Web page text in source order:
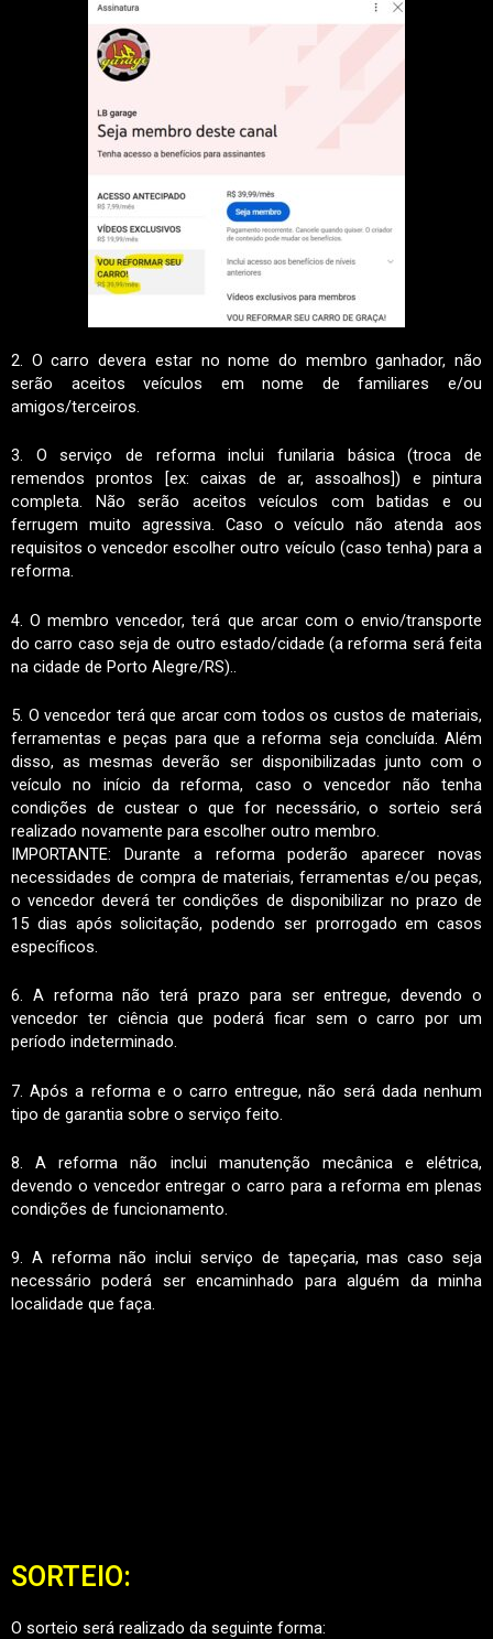
2. O carro devera estar no nome do membro ganhador, não
serão aceitos veículos em nome de familiares e/ou
amigos/terceiros.
3. O serviço de reforma inclui funilaria básica (troca de
remendos prontos [ex: caixas de ar, assoalhos]) e pintura
completa. Não serão aceitos veículos com batidas e ou
ferrugem muito agressiva. Caso o veículo não atenda aos
requisitos o vencedor escolher outro veículo (caso tenha) para a
reforma.
4. O membro vencedor, terá que arcar com o envio/transporte
do carro caso seja de outro estado/cidade (a reforma será feita
na cidade de Porto Alegre/RS)..
5. O vencedor terá que arcar com todos os custos de materiais,
ferramentas e peças para que a reforma seja concluída. Além
disso, as mesmas deverão ser disponibilizadas junto com o
veículo no início da reforma, caso o vencedor não tenha
condições de custear o que for necessário, o sorteio será
realizado novamente para escolher outro membro.
IMPORTANTE: Durante a reforma poderão aparecer novas
necessidades de compra de materiais, ferramentas e/ou peças,
o vencedor deverá ter condições de disponibilizar no prazo de
15 dias após solicitação, podendo ser prorrogado em casos
específicos.
6. A reforma não terá prazo para ser entregue, devendo o
vencedor ter ciência que poderá ficar sem o carro por um
período indeterminado.
7. Após a reforma e o carro entregue, não será dada nenhum
tipo de garantia sobre o serviço feito.
8. A reforma não inclui manutenção mecânica e elétrica,
devendo o vencedor entregar o carro para a reforma em plenas
condições de funcionamento.
9. A reforma não inclui serviço de tapeçaria, mas caso seja
necessário poderá ser encaminhado para alguém da minha
localidade que faça.
SORTEIO:
O sorteio será realizado da seguinte forma: